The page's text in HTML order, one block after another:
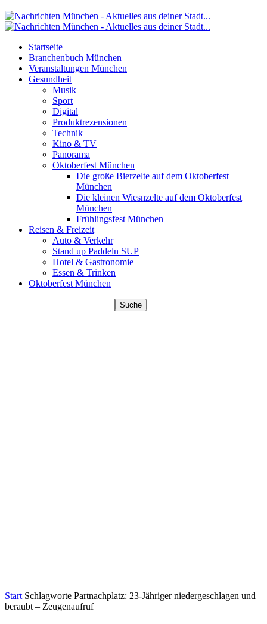
Startseite
Branchenbuch München
Veranstaltungen München
Gesundheit
Musik
Sport
Digital
Produktrezensionen
Technik
Kino & TV
Panorama
Oktoberfest München
Die große Bierzelte auf dem Oktoberfest
München
Die kleinen Wiesnzelte auf dem Oktoberfest
München
Frühlingsfest München
Reisen & Freizeit
Auto & Verkehr
Stand up Paddeln SUP
Hotel & Gastronomie
Essen & Trinken
Oktoberfest München
Start Schlagworte Partnachplatz: 23-Jähriger niedergeschlagen und
beraubt – Zeugenaufruf